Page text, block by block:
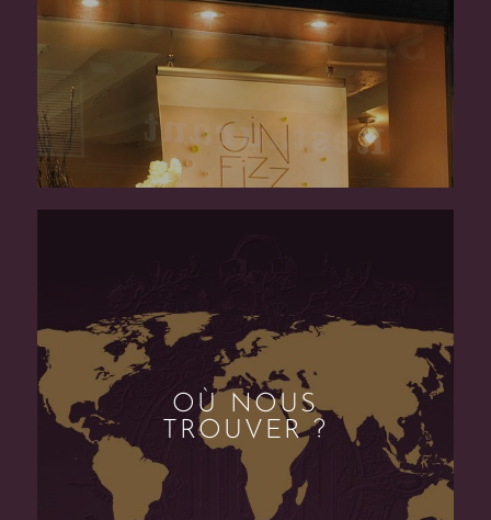
OÙ NOUS
TROUVER ?